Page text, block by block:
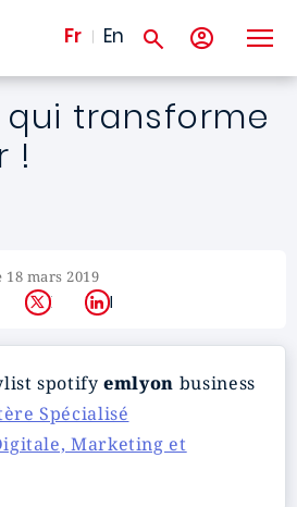
Fr En
qui transforme
!
mars 2019
X LinkedIn
spotifyemlyon business
Spécialisé
Marketing et